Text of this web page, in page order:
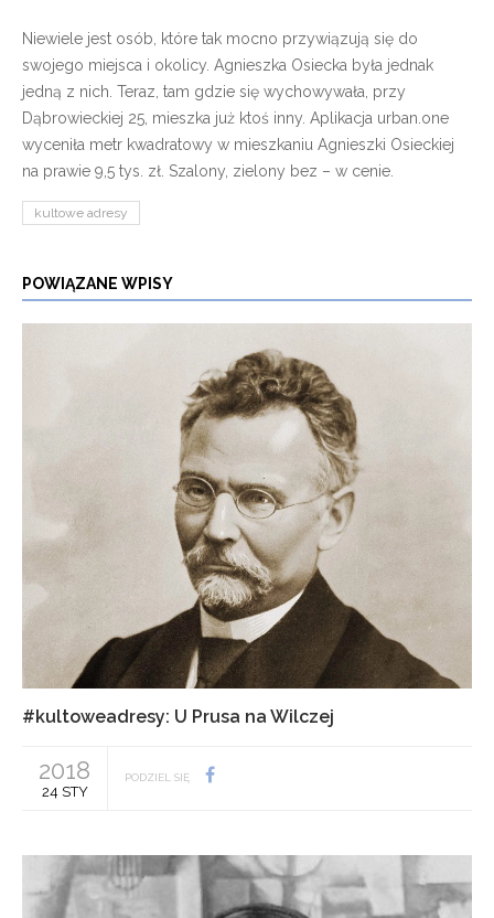
Niewiele jest osób, które tak mocno przywiązują się do
swojego miejsca i okolicy. Agnieszka Osiecka była jednak
jedną z nich. Teraz, tam gdzie się wychowywała, przy
Dąbrowieckiej 25, mieszka już ktoś inny. Aplikacja urban.one
wyceniła metr kwadratowy w mieszkaniu Agnieszki Osieckiej
na prawie 9,5 tys. zł. Szalony, zielony bez – w cenie.
kultowe adresy
POWIĄZANE WPISY
#kultoweadresy: U Prusa na Wilczej
2018
24 STY
PODZIEL SIĘ